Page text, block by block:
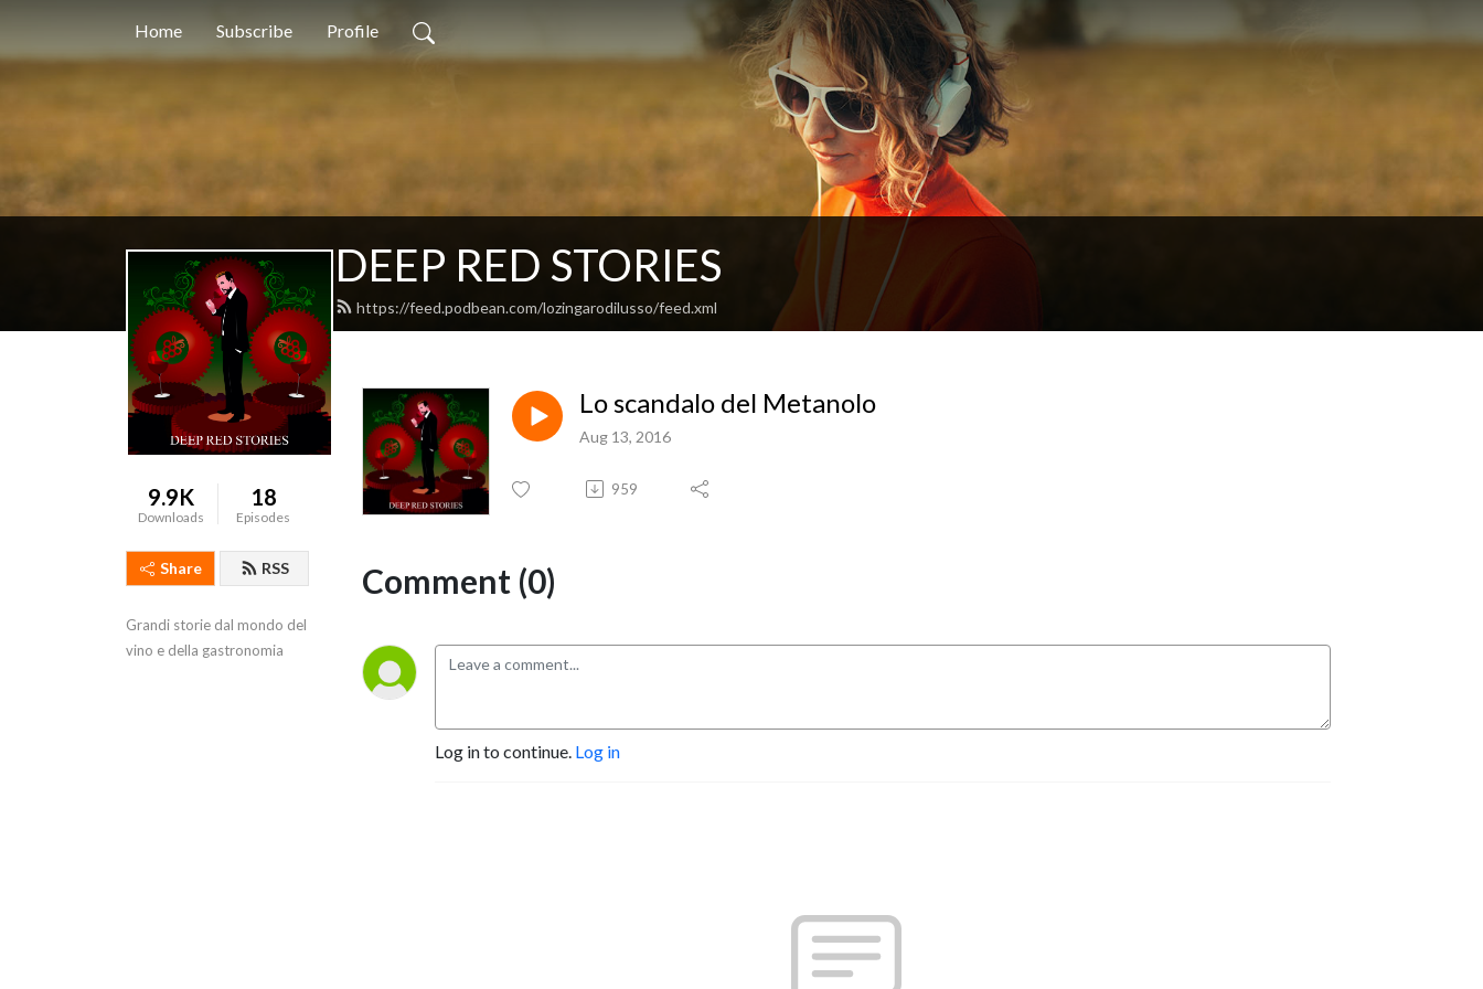
Home Subscribe Profile
DEEP RED STORIES
https://feed.podbean.com/lozingarodilusso/feed.xml
9.9K
Downloads
18
Episodes
Share RSS
Grandi storie dal mondo del
vino e della gastronomia
Lo scandalo del Metanolo
Aug 13, 2016
959
Comment (0)
Log in to continue. Log in